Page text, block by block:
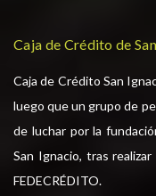
Caja de Crédito de
Caja de Crédito San
luego que un grupo de
de luchar por la
San Ignacio, tras
FEDECRÉDITO.